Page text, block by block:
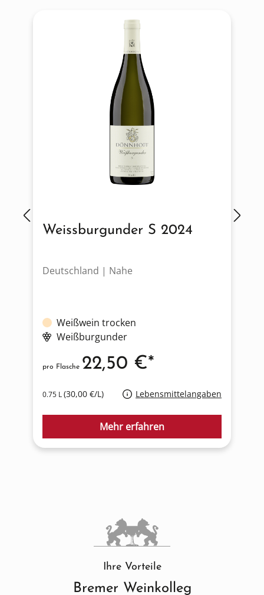
Weissburgunder S 2024
Deutschland | Nahe
Weißwein trocken
Weißburgunder
0.75 L(30,00 €/L) Lebensmittelangaben
pro Flasche 22,50 €*
Mehr erfahren
Ihre Vorteile
Bremer Weinkolleg